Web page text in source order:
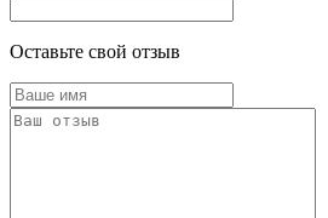
Оставьте свой отзыв